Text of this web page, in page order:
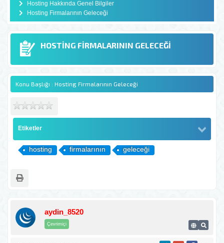
Hosting Hakkında Genel Bilgiler
Hosting Firmalarının Geleceği
HOSTING FIRMALARININ GELECEĞI
Konu Başlığı : Hosting Firmalarının Geleceği
Etiketler
hosting firmalarının geleceği
Çevrimiçi
aydin_8520